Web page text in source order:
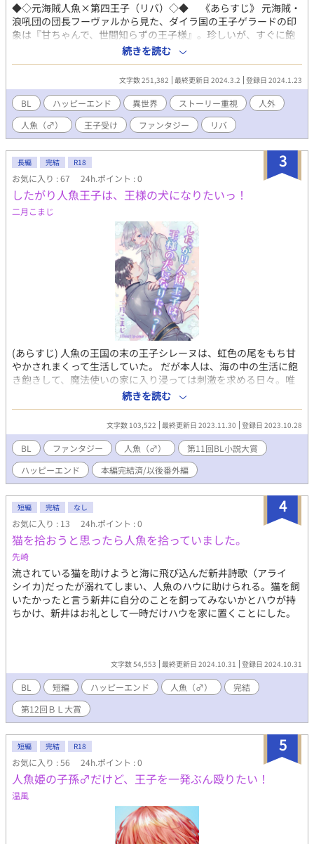
◆◇元海賊人魚×第四王子（リバ）◇◆ 《あらすじ》 元海賊・
浪吼団の団長フーヴァルから見た、ダイラ国の王子ゲラードの印
象は『甘ちゃんで、世間知らずの王子様』。珍しいが、すぐに飽
きが来る玩具のような男だと思っていた。 しかしフーヴァルの予
想は裏切られ、ゲラードの婚約に伴う破局は、心に大きな傷を残
した。 四年後。フーヴァルは、王位継承者の殺害の疑いをかけら
れて逃亡中のゲラードを船に迎え入れる。再会はほろ苦く、しか
し微かな熱を残してもいた──。 大蒼洋を恐怖に陥れる幽霊船団
を追う浪吼団は、エイルを巻き込む陰謀の渦に飲み込まれてゆ
く。置き去りにしたはずの過去との対決が迫るなか明らかになる
のは、ゲラードの血統に秘められた古の秘密 ── !？ 『腥血と遠
吠え』の番外編にも登場した、元海賊人魚 と 王子 のリバーシブ
ルＣＰでお送りする第三弾！
続きを読む
文字数 251,382 最終更新日 2024.3.2 登録日 2024.1.23
BL ハッピーエンド 異世界 ストーリー重視
人外
人魚（♂）
王子受け ファンタジー リバ
3
長編 完結 R18
お気に入り : 67 24h.ポイント : 0
したがり人魚王子は、王様の犬になりたいっ！
二月こまじ
(あらすじ) 人魚の王国の末の王子シレーヌは、虹色の尾をもち甘
やかされまくって生活していた。 だが本人は、海の中の生活に飽
き飽きして、魔法使いの家に入り浸っては刺激を求める日々。唯
一の楽しみは魔法使いの庭で海藻を使ってチクニーをすること。
そんなある日、魔法使いの家で男同士のエロ漫画を見つけてしま
う。 「オレも人間になって、これがしたいっ」 そう思った人魚の
シレーヌは、魔法使いに頼みこみ自分の胸当てと交換に、人間の
足になる事が出来る薬を手に入れる。 四日目の日没までを条件
に、お付きのウミヘビであるギィにシレーヌの身代わりになるこ
とを請け負ってもらったが、うっかり海の中で薬を飲みシレーヌ
は溺れてしまう。 そこに、リューン国王のオルクが通りかかり助
けられたが、オルクは人魚を嫌いシレーヌを煙たがる。空回りし
ながらも役に立とうとするシレーヌにやがて絆されるオルクだっ
たが、ある日シレーヌの乳首が酷く敏感なことに気がついて
──！？ (人物紹介) 受け:シレーヌ 人魚の王国の王子。六人の姉
がいる末っ子。碧の瞳に銀色の髪を持つ。155cm。虹色の尾は海
の世界の憧れの的。我儘で天真爛漫。人間の世界に興味津々。 攻
め:リューン・オルク リューン王国の王。茶色の瞳に短い黒髪。
少し長めの前髪を横に長す。178cm。両親を去年海難事故で亡く
した。人魚は津波を起こすという言い伝えを信じ、初めはシレー
ヌのことを疎ましく思うが、徐々に心を開いていく。
続きを読む
文字数 103,522 最終更新日 2023.11.30 登録日 2023.10.28
BL ファンタジー 人魚（♂）
第11回BL小説大賞
ハッピーエンド
本編完結済/以後番外編
4
短編 完結 なし
お気に入り : 13 24h.ポイント : 0
猫を拾おうと思ったら人魚を拾っていました。
先崎
流されている猫を助けようと海に飛び込んだ新井詩歌（アライ
シイカ)だったが溺れてしまい、人魚のハウに助けられる。猫を飼
いたかったと言う新井に自分のことを飼ってみないかとハウが持
ちかけ、新井はお礼として一時だけハウを家に置くことにした。
文字数 54,553 最終更新日 2024.10.31 登録日 2024.10.31
BL 短編 ハッピーエンド 人魚（♂）
完結
第12回ＢＬ大賞
5
短編 完結 R18
お気に入り : 56 24h.ポイント : 0
人魚姫の子孫♂だけど、王子を一発ぶん殴りたい！
温風